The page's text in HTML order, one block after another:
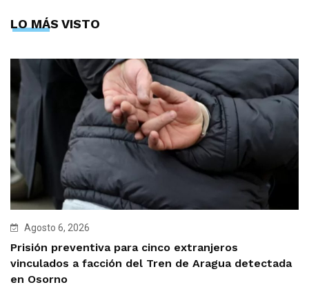
LO MÁS VISTO
Agosto 6, 2026
Prisión preventiva para cinco extranjeros
vinculados a facción del Tren de Aragua detectada
en Osorno